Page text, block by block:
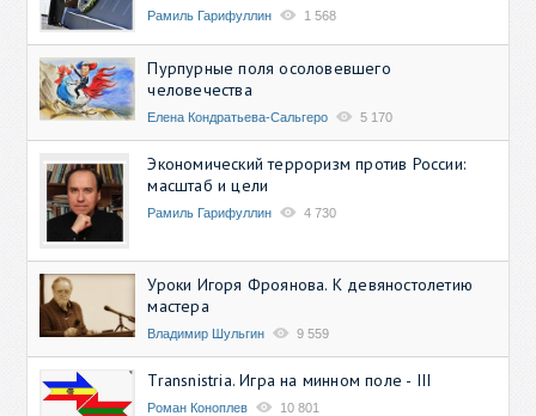
Рамиль Гарифуллин 1 568
Пурпурные поля осоловевшего
человечества
Елена Кондратьева-Сальгеро 5 170
Экономический терроризм против России:
масштаб и цели
Рамиль Гарифуллин 4 730
Уроки Игоря Фроянова. К девяностолетию
мастера
Владимир Шульгин 9 559
Transnistria. Игра на минном поле - III
Роман Коноплев 10 801